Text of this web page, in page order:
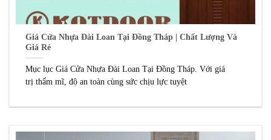
Giá Cửa Nhựa Đài Loan Tại Đồng Tháp | Chất Lượng Và
Giá Rẻ
Mục lục Giá Cửa Nhựa Đài Loan Tại Đồng Tháp. Với giá
trị thẩm mĩ, độ an toàn cùng sức chịu lực tuyệt